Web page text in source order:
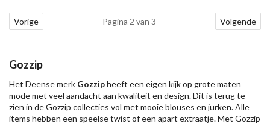
Vorige Pagina 2 van 3 Volgende
Gozzip
Het Deense merk Gozzipheeft een eigen kijk op grote maten
mode met veel aandacht aan kwaliteit en design. Dit is terug te
zien in de Gozzip collecties vol met mooie blouses en jurken. Alle
items hebben een speelse twist of een apart extraatje. Met Gozzip